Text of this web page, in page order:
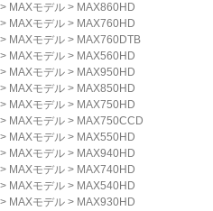
> MAXモデル > MAX860HD
> MAXモデル > MAX760HD
> MAXモデル > MAX760DTB
> MAXモデル > MAX560HD
> MAXモデル > MAX950HD
> MAXモデル > MAX850HD
> MAXモデル > MAX750HD
> MAXモデル > MAX750CCD
> MAXモデル > MAX550HD
> MAXモデル > MAX940HD
> MAXモデル > MAX740HD
> MAXモデル > MAX540HD
> MAXモデル > MAX930HD